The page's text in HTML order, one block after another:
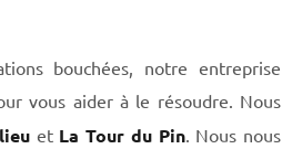
bouchées, notre entreprise
vous aider à le résoudre. Nous
et La Tour du Pin. Nous nous